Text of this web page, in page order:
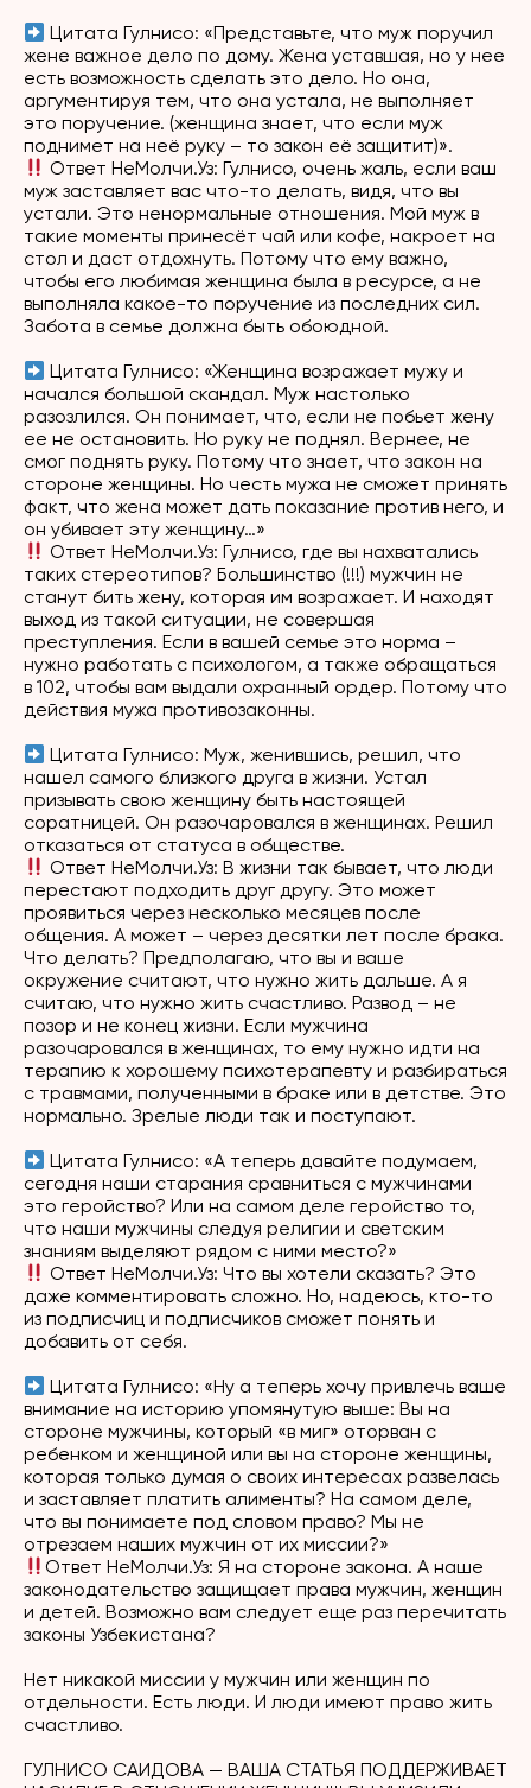
Цитата Гулнисо: «Представьте, что муж поручил
жене важное дело по дому. Жена уставшая, но у нее
есть возможность сделать это дело. Но она,
аргументируя тем, что она устала, не выполняет
это поручение. (женщина знает, что если муж
поднимет на неё руку – то закон её защитит)».
ОтветНеМолчи.Уз: Гулнисо, очень жаль, если ваш
муж заставляет вас что-то делать, видя, что вы
устали. Это ненормальные отношения. Мой муж в
такие моменты принесёт чай или кофе, накроет на
стол и даст отдохнуть. Потому что ему важно,
чтобы его любимая женщина была в ресурсе, а не
выполняла какое-то поручение из последних сил.
Забота в семье должна быть обоюдной.
Цитата Гулнисо: «Женщина возражает мужу и
начался большой скандал. Муж настолько
разозлился. Он понимает, что, если не побьет жену
ее не остановить. Но руку не поднял. Вернее, не
смог поднять руку. Потому что знает, что закон на
стороне женщины. Но честь мужа не сможет принять
факт, что жена может дать показание против него, и
он убивает эту женщину…»
ОтветНеМолчи.Уз: Гулнисо, где вы нахватались
таких стереотипов? Большинство (!!!) мужчин не
станут бить жену, которая им возражает. И находят
выход из такой ситуации, не совершая
преступления. Если в вашей семье это норма –
нужно работать с психологом, а также обращаться
в 102, чтобы вам выдали охранный ордер. Потому что
действия мужа противозаконны.
Цитата Гулнисо: Муж, женившись, решил, что
нашел самого близкого друга в жизни. Устал
призывать свою женщину быть настоящей
соратницей. Он разочаровался в женщинах. Решил
отказаться от статуса в обществе.
ОтветНеМолчи.Уз: В жизни так бывает, что люди
перестают подходить друг другу. Это может
проявиться через несколько месяцев после
общения. А может – через десятки лет после брака.
Что делать? Предполагаю, что вы и ваше
окружение считают, что нужно жить дальше. А я
считаю, что нужно жить счастливо. Развод – не
позор и не конец жизни. Если мужчина
разочаровался в женщинах, то ему нужно идти на
терапию к хорошему психотерапевту и разбираться
с травмами, полученными в браке или в детстве. Это
нормально. Зрелые люди так и поступают.
Цитата Гулнисо: «А теперь давайте подумаем,
сегодня наши старания сравниться с мужчинами
это геройство? Или на самом деле геройство то,
что наши мужчины следуя религии и светским
знаниям выделяют рядом с ними место?»
ОтветНеМолчи.Уз: Что вы хотели сказать? Это
даже комментировать сложно. Но, надеюсь, кто-то
из подписчиц и подписчиков сможет понять и
добавить от себя.
Цитата Гулнисо: «Ну а теперь хочу привлечь ваше
внимание на историю упомянутую выше: Вы на
стороне мужчины, который «в миг» оторван с
ребенком и женщиной или вы на стороне женщины,
которая только думая о своих интересах развелась
и заставляет платить алименты? На самом деле,
что вы понимаете под словом право? Мы не
отрезаем наших мужчин от их миссии?»
ОтветНеМолчи.Уз: Я на стороне закона. А наше
законодательство защищает права мужчин, женщин
и детей. Возможно вам следует еще раз перечитать
законы Узбекистана?
Нет никакой миссии у мужчин или женщин по
отдельности. Есть люди. И люди имеют право жить
счастливо.
ГУЛНИСО САИДОВА — ВАША СТАТЬЯ ПОДДЕРЖИВАЕТ